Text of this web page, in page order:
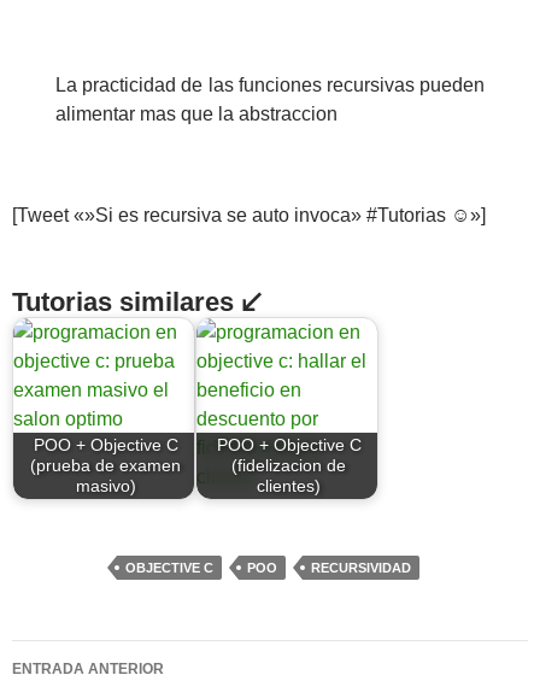
La practicidad de las funciones recursivas pueden
alimentar mas que la abstraccion
[Tweet «»Si es recursiva se auto invoca» #Tutorias ☺»]
Tutorias similares ↙
POO + Objective C
(prueba de examen
masivo)
POO + Objective C
(fidelizacion de
clientes)
OBJECTIVE C POO RECURSIVIDAD
Navegación
ENTRADA ANTERIOR